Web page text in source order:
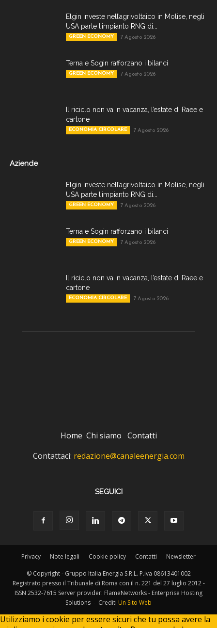
Elgin investe nell’agrivoltaico in Molise, negli
USA parte l’impianto RNG di...
GREEN ECONOMY 7 Agosto 2026
Terna e Sogin rafforzano i bilanci
GREEN ECONOMY 7 Agosto 2026
Il riciclo non va in vacanza, l’estate di Raee e
cartone
ECONOMIA CIRCOLARE 7 Agosto 2026
Aziende
Elgin investe nell’agrivoltaico in Molise, negli
USA parte l’impianto RNG di...
GREEN ECONOMY 7 Agosto 2026
Terna e Sogin rafforzano i bilanci
GREEN ECONOMY 7 Agosto 2026
Il riciclo non va in vacanza, l’estate di Raee e
cartone
ECONOMIA CIRCOLARE 7 Agosto 2026
Home Chi siamo Contatti
Contattaci: redazione@canaleenergia.com
SEGUICI
Privacy Note legali Cookie policy Contatti Newsletter
© Copyright - Gruppo Italia Energia S.R.L. P.iva 08613401002
Registrato presso il Tribunale di Roma con il n. 221 del 27 luglio 2012 -
ISSN 2532-7615 Server provider: FlameNetworks - Enterprise Hosting
Solutions - Crediti Un Sito Web
Utilizziamo i cookie per essere sicuri che tu possa avere la